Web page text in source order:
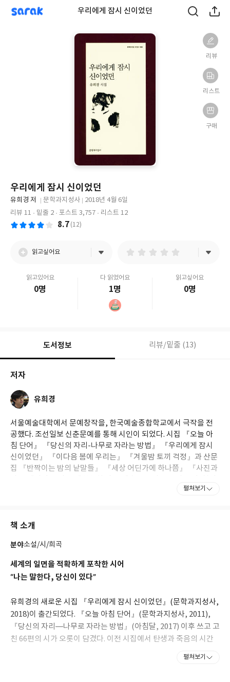
sarak 우리에게 잠시 신이었던
리뷰
리스트
구매
우리에게 잠시 신이었던
글
쓴
유희경 저
출
판
사
문학과지성사
출
판
일
2018년 4월 6일
리뷰 11
밑줄 2 포스트 3,757 리스트 12
8.7 (12)
읽고싶어요
읽고있어요
0명
다 읽었어요
1명
읽고싶어요
0명
도서정보 리뷰/밑줄 (13)
저자
유희경
서울예술대학에서 문예창작을, 한국예술종합학교에서 극작을 전
공했다. 조선일보 신춘문예를 통해 시인이 되었다. 시집 『오늘 아
침 단어』 『당신의 자리-나무로 자라는 방법』 『우리에게 잠시
신이었던』 『이다음 봄에 우리는』 『겨울밤 토끼 걱정』과 산문
집 『반짝이는 밤의 낱말들』 『세상 어딘가에 하나쯤』 『사진과
문학상, 오늘의 젊은 예술가상 등을 수상했다. 시집서점 위트 앤 시
펼쳐보기
책 소개
분야소설/시/희곡
세계의 일면을 적확하게 포착한 시어
“나는 말한다, 당신이 있다”
유희경의 새로운 시집 『우리에게 잠시 신이었던』(문학과지성사,
2018)이 출간되었다. 『오늘 아침 단어』(문학과지성사, 2011),
『당신의 자리―나무로 자라는 방법』(아침달, 2017) 이후 쓰고 고
친 66편의 시가 오롯이 담겼다. 이전 시집에서 탄생과 죽음의 시간
펼쳐보기